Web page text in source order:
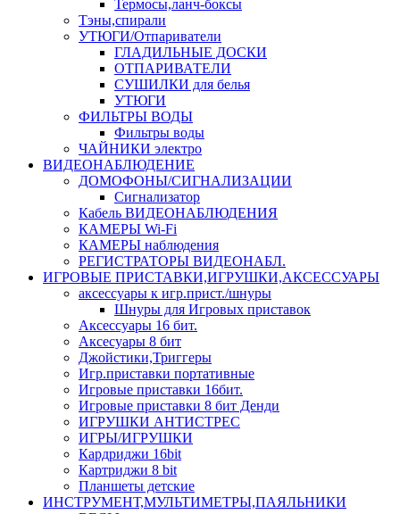
Термосы,ланч-боксы
Тэны,спирали
УТЮГИ/Отпариватели
ГЛАДИЛЬНЫЕ ДОСКИ
ОТПАРИВАТЕЛИ
СУШИЛКИ для белья
УТЮГИ
ФИЛЬТРЫ ВОДЫ
Фильтры воды
ЧАЙНИКИ электро
ВИДЕОНАБЛЮДЕНИЕ
ДОМОФОНЫ/СИГНАЛИЗАЦИИ
Сигнализатор
Кабель ВИДЕОНАБЛЮДЕНИЯ
КАМЕРЫ Wi-Fi
КАМЕРЫ наблюдения
РЕГИСТРАТОРЫ ВИДЕОНАБЛ.
ИГРОВЫЕ ПРИСТАВКИ,ИГРУШКИ,АКСЕССУАРЫ
аксесcуары к игр.прист./шнуры
Шнуры для Игровых приставок
Аксессуары 16 бит.
Аксесуары 8 бит
Джойстики,Триггеры
Игр.приставки портативные
Игровые приставки 16бит.
Игровые приставки 8 бит Денди
ИГРУШКИ АНТИСТРЕС
ИГРЫ/ИГРУШКИ
Кардриджи 16bit
Картриджи 8 bit
Планшеты детские
ИНСТРУМЕНТ,МУЛЬТИМЕТРЫ,ПАЯЛЬНИКИ